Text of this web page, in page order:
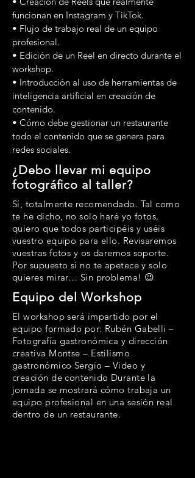
funcionan en Instagram y TikTok.
• Flujo de trabajo real de un equipo
profesional.
• Edición de un Reel en directo durante el
workshop.
• Introducción al uso de herramientas de
inteligencia artificial en creación de
contenido.
• Cómo debe gestionar un restaurante
todo el contenido que se genera para
redes sociales.
¿Debo llevar mi equipo
fotográﬁco al taller?
Sí, totalmente recomendado. Tal como
te he dicho, no solo haré yo fotos,
quiero que todos participéis y uséis
vuestro equipo para ello. Revisaremos
vuestras fotos y os daremos soporte.
Por supuesto si no te apetece y solo
quieres mirar… Sin problema! 😉
Equipo del Workshop
El workshop será impartido por el
equipo formado por: Rubén Gabelli –
Fotografía gastronómica y dirección
creativa Montse – Estilismo
gastronómico Sergio – Video y
creación de contenido Durante la
jornada se mostrará cómo trabaja un
equipo profesional en una sesión real
dentro de un restaurante.